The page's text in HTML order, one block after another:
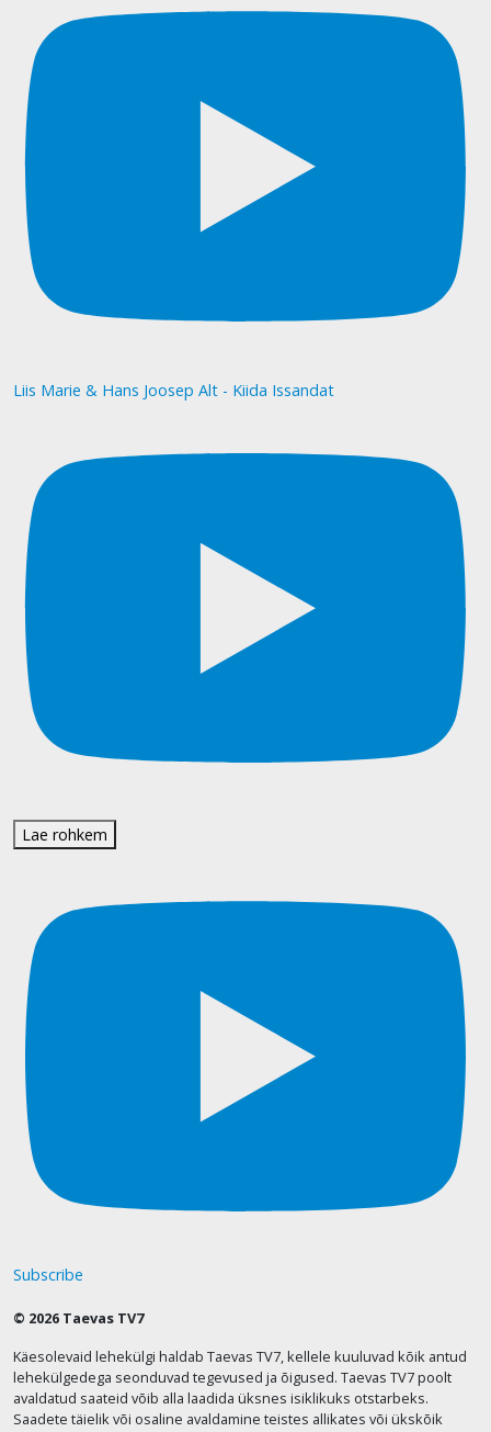
Liis Marie & Hans Joosep Alt - Kiida Issandat
Lae rohkem
Subscribe
© 2026 Taevas TV7
Käesolevaid lehekülgi haldab Taevas TV7, kellele kuuluvad kõik antud
lehekülgedega seonduvad tegevused ja õigused. Taevas TV7 poolt
avaldatud saateid võib alla laadida üksnes isiklikuks otstarbeks.
Saadete täielik või osaline avaldamine teistes allikates või ükskõik